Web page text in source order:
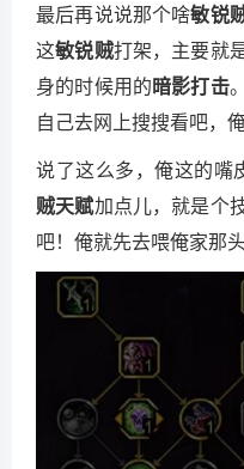
最后再说说那个啥敏锐
这敏锐贼打架，主要就
身的时候用的暗影打击
自己去网上搜搜看吧，
说了这么多，俺这的嘴
贼天赋加点儿，就是个
吧！俺就先去喂俺家那